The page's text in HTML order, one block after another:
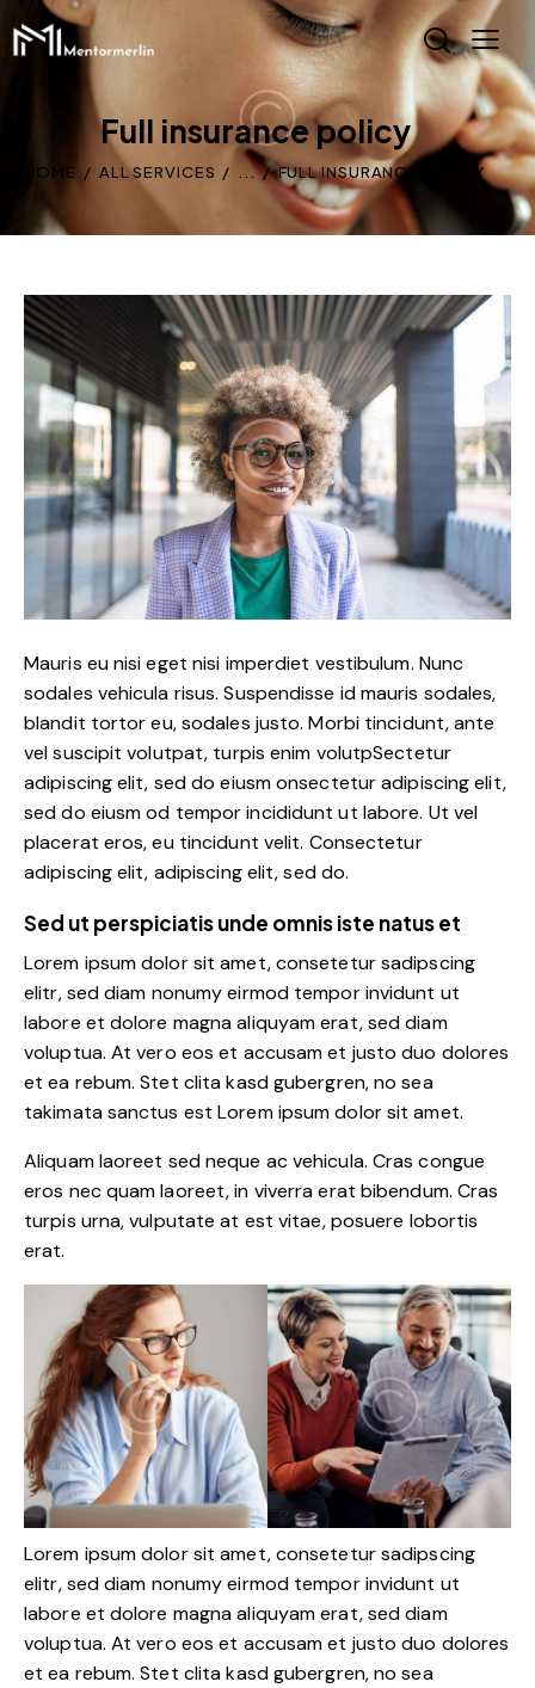
Full insurance policy
HOME ALL SERVICES ... FULL INSURANCE POLICY
Mauris eu nisi eget nisi imperdiet vestibulum. Nunc
sodales vehicula risus. Suspendisse id mauris sodales,
blandit tortor eu, sodales justo. Morbi tincidunt, ante
vel suscipit volutpat, turpis enim volutpSectetur
adipiscing elit, sed do eiusm onsectetur adipiscing elit,
sed do eiusm od tempor incididunt ut labore. Ut vel
placerat eros, eu tincidunt velit. Consectetur
adipiscing elit, adipiscing elit, sed do.
Sed ut perspiciatis unde omnis iste natus et
Lorem ipsum dolor sit amet, consetetur sadipscing
elitr, sed diam nonumy eirmod tempor invidunt ut
labore et dolore magna aliquyam erat, sed diam
voluptua. At vero eos et accusam et justo duo dolores
et ea rebum. Stet clita kasd gubergren, no sea
takimata sanctus est Lorem ipsum dolor sit amet.
Aliquam laoreet sed neque ac vehicula. Cras congue
eros nec quam laoreet, in viverra erat bibendum. Cras
turpis urna, vulputate at est vitae, posuere lobortis
erat.
Lorem ipsum dolor sit amet, consetetur sadipscing
elitr, sed diam nonumy eirmod tempor invidunt ut
labore et dolore magna aliquyam erat, sed diam
voluptua. At vero eos et accusam et justo duo dolores
et ea rebum. Stet clita kasd gubergren, no sea